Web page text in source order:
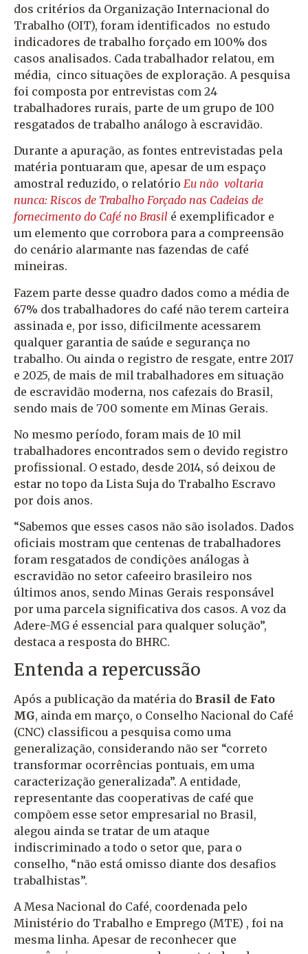
dos critérios da Organização Internacional do
Trabalho (OIT), foram identificados no estudo
indicadores de trabalho forçado em 100% dos
casos analisados. Cada trabalhador relatou, em
média, cinco situações de exploração. A pesquisa
foi composta por entrevistas com 24
trabalhadores rurais, parte de um grupo de 100
resgatados de trabalho análogo à escravidão.
Durante a apuração, as fontes entrevistadas pela
matéria pontuaram que, apesar de um espaço
amostral reduzido, o relatório Eu não voltaria
nunca: Riscos de Trabalho Forçado nas Cadeias de
fornecimento do Café no Brasil é exemplificador e
um elemento que corrobora para a compreensão
do cenário alarmante nas fazendas de café
mineiras.
Fazem parte desse quadro dados como a média de
67% dos trabalhadores do café não terem carteira
assinada e, por isso, dificilmente acessarem
qualquer garantia de saúde e segurança no
trabalho. Ou ainda o registro de resgate, entre 2017
e 2025, de mais de mil trabalhadores em situação
de escravidão moderna, nos cafezais do Brasil,
sendo mais de 700 somente em Minas Gerais.
No mesmo período, foram mais de 10 mil
trabalhadores encontrados sem o devido registro
profissional. O estado, desde 2014, só deixou de
estar no topo da Lista Suja do Trabalho Escravo
por dois anos.
“Sabemos que esses casos não são isolados. Dados
oficiais mostram que centenas de trabalhadores
foram resgatados de condições análogas à
escravidão no setor cafeeiro brasileiro nos
últimos anos, sendo Minas Gerais responsável
por uma parcela significativa dos casos. A voz da
Adere-MG é essencial para qualquer solução”,
destaca a resposta do BHRC.
Entenda a repercussão
Após a publicação da matéria do Brasil de Fato
MG, ainda em março, o Conselho Nacional do Café
(CNC) classificou a pesquisa como uma
generalização, considerando não ser “correto
transformar ocorrências pontuais, em uma
caracterização generalizada”. A entidade,
representante das cooperativas de café que
compõem esse setor empresarial no Brasil,
alegou ainda se tratar de um ataque
indiscriminado a todo o setor que, para o
conselho, “não está omisso diante dos desafios
trabalhistas”.
A Mesa Nacional do Café, coordenada pelo
Ministério do Trabalho e Emprego (MTE) , foi na
mesma linha. Apesar de reconhecer que